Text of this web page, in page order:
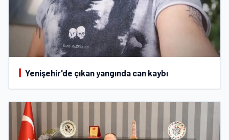
Yenişehir'de çıkan yangında can kaybı